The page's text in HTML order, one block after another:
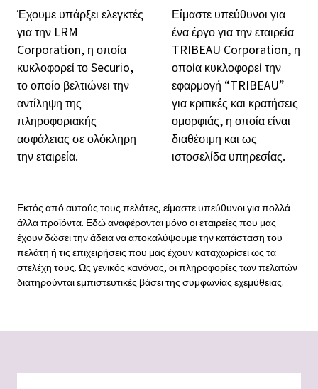
Έχουμε υπάρξει ελεγκτές
για την LRM
Corporation, η οποία
κυκλοφορεί το Securio,
το οποίο βελτιώνει την
αντίληψη της
πληροφοριακής
ασφάλειας σε ολόκληρη
την εταιρεία.
Είμαστε υπεύθυνοι για
ένα έργο για την εταιρεία
TRIBEAU Corporation, η
οποία κυκλοφορεί την
εφαρμογή “TRIBEAU”
για κριτικές και κρατήσεις
ομορφιάς, η οποία είναι
διαθέσιμη και ως
ιστοσελίδα υπηρεσίας.
Εκτός από αυτούς τους πελάτες, είμαστε υπεύθυνοι για πολλά
άλλα προϊόντα. Εδώ αναφέρονται μόνο οι εταιρείες που μας
έχουν δώσει την άδεια να αποκαλύψουμε την κατάσταση του
πελάτη ή τις επιχειρήσεις που μας έχουν καταχωρίσει ως τα
στελέχη τους. Ως γενικός κανόνας, οι πληροφορίες των πελατών
διατηρούνται εμπιστευτικές βάσει της συμφωνίας εχεμύθειας.